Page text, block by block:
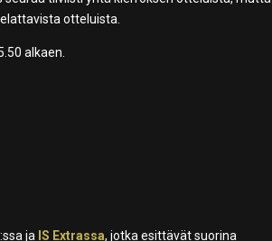
otteluista.
alkaen.
:ssa ja IS Extrassa, jotka esittävät suorina